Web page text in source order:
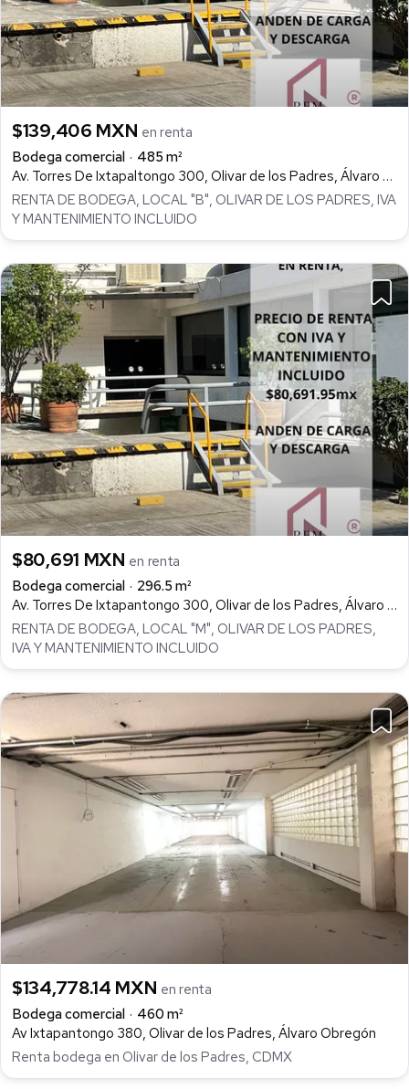
$139,406 MXN en renta
Bodega comercial
485 m²
Av. Torres De Ixtapaltongo 300, Olivar de los Padres, Álvaro Obregón
RENTA DE BODEGA, LOCAL "B", OLIVAR DE LOS PADRES, IVA
Y MANTENIMIENTO INCLUIDO
$80,691 MXN en renta
Bodega comercial
296.5 m²
Av. Torres De Ixtapantongo 300, Olivar de los Padres, Álvaro Obregón
RENTA DE BODEGA, LOCAL "M", OLIVAR DE LOS PADRES,
IVA Y MANTENIMIENTO INCLUIDO
$134,778.14 MXN en renta
Bodega comercial
460 m²
Av Ixtapantongo 380, Olivar de los Padres, Álvaro Obregón
Renta bodega en Olivar de los Padres, CDMX